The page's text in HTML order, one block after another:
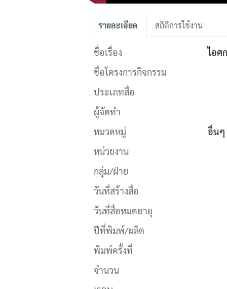
รายละเอียด สถิติการใช้งาน
ชื่อเรื่อง
ไอศ
ชื่อโครงการกิจกรรม
ประเภทสื่อ
ผู้จัดทำ
หมวดหมู่
อื่นๆ
หน่วยงาน
กลุ่ม/ฝ่าย
วันที่สร้างสื่อ
วันที่สื่อหมดอายุ
ปีที่พิมพ์/ผลิต
พิมพ์ครั้งที่
จำนวน